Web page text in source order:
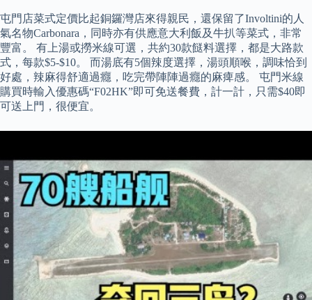
屯門店菜式定價比起銅鑼灣店來得親民，還保留了Involtini的人
氣名物Carbonara，同時亦有供應意大利飯及牛扒等菜式，非常
豐富。 有上湯或撈米線可選，共約30款餸料選擇，都是大路款
式，每款$5-$10。 而湯底有5個辣度選擇，湯頭順喉，調味恰到
好處，辣麻得舒適過癮，吃完帶陣陣過癮的麻痺感。 屯門米線
購買時輸入優惠碼“F02HK”即可免送餐費，計一計，只需$40即
可送上門，很便宜。